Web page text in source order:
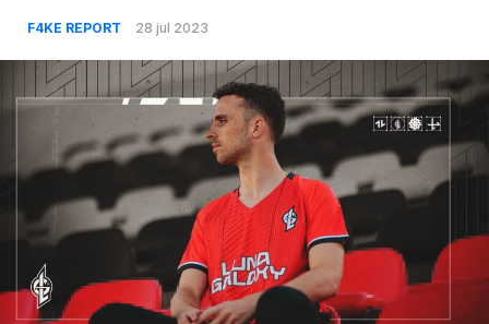
F4KE REPORT 28 jul 2023